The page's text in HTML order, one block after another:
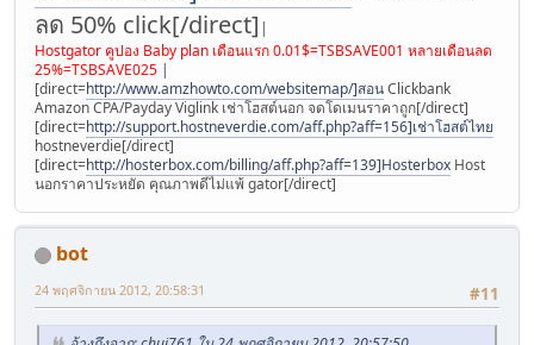
ลด 50% click[/direct]
Hostgator คูปอง Baby plan เดือนแรก 0.01$=TSBSAVE001 หลายเดือนลด
25%=TSBSAVE025
[direct=http://www.amzhowto.com/websitemap/]สอนClickbank
Amazon CPA/Payday Viglink เช่าโฮสต์นอก จดโดเมนราคาถูก[/direct]
[direct=http://support.hostneverdie.com/aff.php?aff=156]เช่าโฮสต์ไทย
hostneverdie[/direct]
[direct=http://hosterbox.com/billing/aff.php?aff=139]Hosterbox Host
นอกราคาประหยัด คุณภาพดีไม่แพ้ gator[/direct]
bot
#11
24 พฤศจิกายน 2012, 20:58:31